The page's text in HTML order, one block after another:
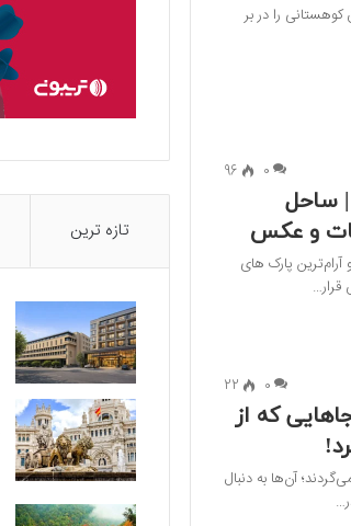
را در بر
0
96
ساحل
و عکس
پارک های
0
22
که از
آن‌ها به دنبال
تازه ترین